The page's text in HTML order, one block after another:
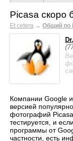
Picasa скоро
Et cetera → Общий по
Компании Google
версией
фотографий
тестируется, и
программы от
частности, есть